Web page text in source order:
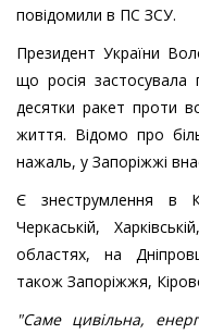
повідомили в ПС ЗСУ.
Президент України
що росія застосувала
десятки ракет проти
життя. Відомо про
нажаль, у Запоріжжі
Є знеструмлення в
Черкаській,
областях, на
також Запоріжжя,
"Саме цивільна,